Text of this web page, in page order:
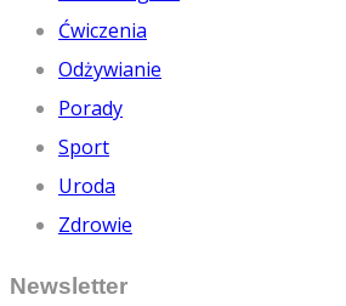
Ćwiczenia
Odżywianie
Porady
Sport
Uroda
Zdrowie
Newsletter